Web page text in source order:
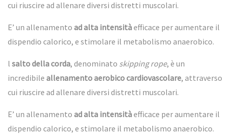
cui riuscire ad allenare diversi distretti muscolari.
E’ un allenamento ad alta intensitàefficace per aumentare il
dispendio calorico, e stimolare il metabolismo anaerobico.
l salto della corda, denominato skipping rope, è un
incredibile allenamento aerobico cardiovascolare, attraverso
cui riuscire ad allenare diversi distretti muscolari.
E’ un allenamento ad alta intensitàefficace per aumentare il
dispendio calorico, e stimolare il metabolismo anaerobico.